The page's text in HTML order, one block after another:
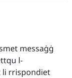
messaġġ
l-
li rrispondiet